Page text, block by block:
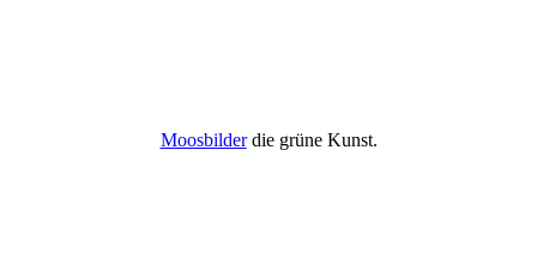
Moosbilderdie grüne Kunst.